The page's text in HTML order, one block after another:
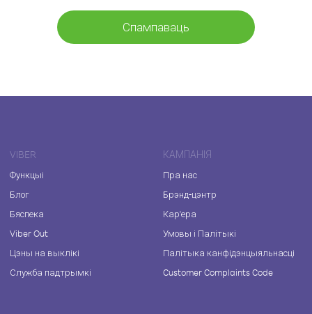
Спампаваць
VIBER
Функцыі
Блог
Бяспека
Viber Out
Цэны на выклікі
Служба падтрымкі
КАМПАНІЯ
Пра нас
Брэнд-цэнтр
Кар'ера
Умовы і Палітыкі
Палітыка канфідэнцыяльнасці
Customer Complaints Code